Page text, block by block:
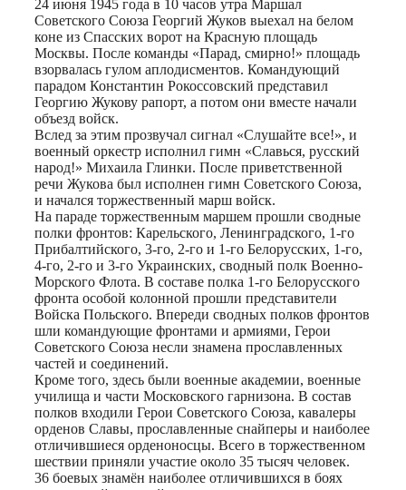
24 июня 1945 года в 10 часов утра Маршал
Советского Союза Георгий Жуков выехал на белом
коне из Спасских ворот на Красную площадь
Москвы. После команды «Парад, смирно!» площадь
взорвалась гулом аплодисментов. Командующий
парадом Константин Рокоссовский представил
Георгию Жукову рапорт, а потом они вместе начали
объезд войск.
Вслед за этим прозвучал сигнал «Слушайте все!», и
военный оркестр исполнил гимн «Славься, русский
народ!» Михаила Глинки. После приветственной
речи Жукова был исполнен гимн Советского Союза,
и начался торжественный марш войск.
На параде торжественным маршем прошли сводные
полки фронтов: Карельского, Ленинградского, 1-го
Прибалтийского, 3-го, 2-го и 1-го Белорусских, 1-го,
4-го, 2-го и 3-го Украинских, сводный полк Военно-
Морского Флота. В составе полка 1-го Белорусского
фронта особой колонной прошли представители
Войска Польского. Впереди сводных полков фронтов
шли командующие фронтами и армиями, Герои
Советского Союза несли знамена прославленных
частей и соединений.
Кроме того, здесь были военные академии, военные
училища и части Московского гарнизона. В состав
полков входили Герои Советского Союза, кавалеры
орденов Славы, прославленные снайперы и наиболее
отличившиеся орденоносцы. Всего в торжественном
шествии приняли участие около 35 тысяч человек.
36 боевых знамён наиболее отличившихся в боях